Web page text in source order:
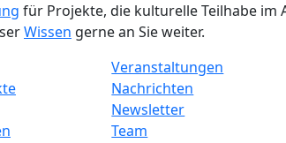
für Projekte, die kulturelle Teilhabe im
Wissen gerne an Sie weiter.
Veranstaltungen
Nachrichten
Newsletter
Team